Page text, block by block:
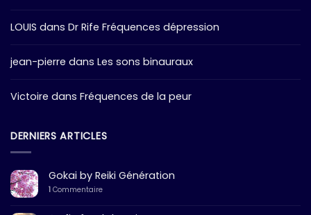
LOUIS dans Dr Rife Fréquences dépression
jean-pierre dans Les sons binauraux
Victoire dans Fréquences de la peur
DERNIERS ARTICLES
Gokai by Reiki Génération
1 Commentaire